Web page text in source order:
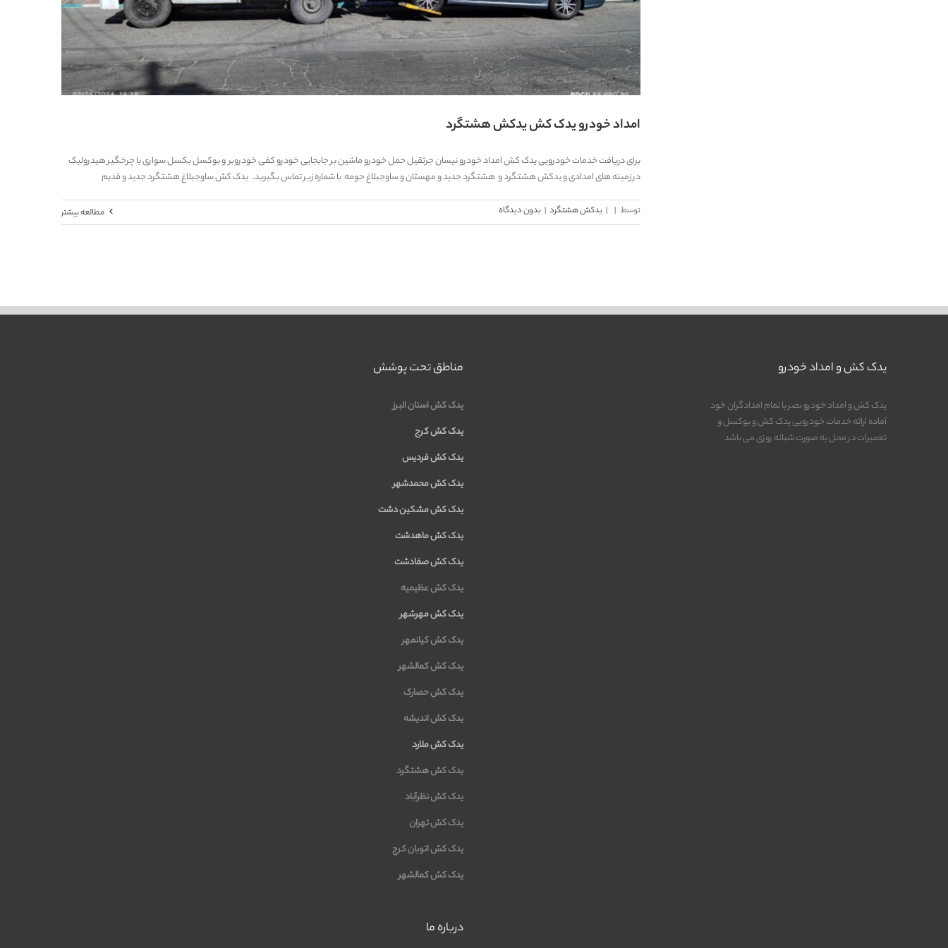
امداد خودرو یدک کش یدکش هشتگرد
برای دریافت خدمات خودرویی یدک کش امداد خودرو نیسان جرثقیل حمل خودرو ماشین بر جابجایی خودرو کفی خودروبر و بوکسل بکسل سواری با چرخگیر هیدرولیک
در زمینه های امدادی و یدکش هشتگرد و هشتگرد جدید و مهستان و ساوجبلاغ حومه با شماره زیر تماس بگیرید. یدک کش ساوجبلاغ هشتگرد جدید و قدیم
توسط |
| یدکش هشتگرد | بدون دیدگاه مطالعه بیشتر
یدک کش و امداد خودرو
یدک کش و امداد خودرو نصر با تمام امدادگران خود
آماده ارائه خدمات خودرویی یدک کش و بوکسل و
تعمیرات در محل به صورت شبانه روزی می باشد
مناطق تحت پوشش
یدک کش استان البرز
یدک کش کرج
یدک کش فردیس
یدک کش محمدشهر
یدک کش مشکین دشت
یدک کش ماهدشت
یدک کش صفادشت
یدک کش عظیمیه
یدک کش مهرشهر
یدک کش کیانمهر
یدک کش کمالشهر
یدک کش حصارک
یدک کش اندیشه
یدک کش ملارد
یدک کش هشتگرد
یدک کش نظرآباد
یدک کش تهران
یدک کش اتوبان کرج
یدک کش کمالشهر
درباره ما